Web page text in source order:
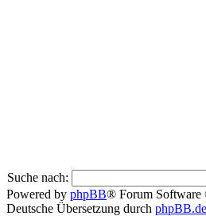
Suche nach:
Powered by phpBB® Forum
Deutsche Übersetzung durch phpBB.de